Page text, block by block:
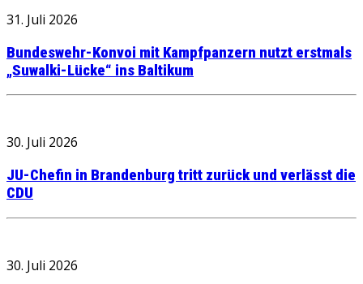
31. Juli 2026
Bundeswehr-Konvoi mit Kampfpanzern nutzt erstmals
„Suwalki-Lücke“ ins Baltikum
30. Juli 2026
JU-Chefin in Brandenburg tritt zurück und verlässt die
CDU
30. Juli 2026